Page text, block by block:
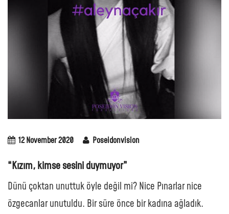
12 November 2020 Poseidonvision
“Kızım, kimse sesini duymuyor”
Dünü çoktan unuttuk öyle değil mi? Nice Pınarlar nice
özgecanlar unutuldu. Bir süre önce bir kadına ağladık.